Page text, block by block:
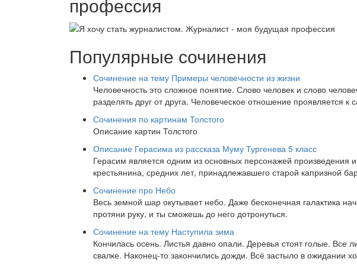
профессия
Популярные сочинения
Сочинение на тему Примеры человечности из жизни
Человечность это сложное понятие. Слово человек и слово
разделять друг от друга. Человеческое отношение проявляется
Сочинения по картинам Толстого
Описание картин Толстого
Описание Герасима из рассказа Муму Тургенева 5 класс
Герасим является одним из основных персонажей произведения
крестьянина, средних лет, принадлежавшего старой капризной
Сочинение про Небо
Весь земной шар окутывает небо. Даже бесконечная галактика
протяни руку, и ты сможешь до него дотронуться.
Сочинение на тему Наступила зима
Кончилась осень. Листья давно опали. Деревья стоят голые. Все
свалке. Наконец-то закончились дожди. Всё застыло в ожидании